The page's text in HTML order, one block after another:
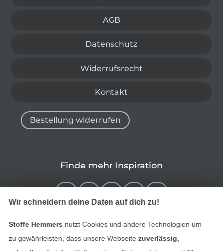
AGB
Datenschutz
Widerrufsrecht
Kontakt
Bestellung widerrufen
Finde mehr Inspiration
Wir schneidern deine Daten auf dich zu!
Stoffe Hemmers nutzt Cookies und andere Technologien um
zu gewährleisten, dass unsere Webseite zuverlässig,